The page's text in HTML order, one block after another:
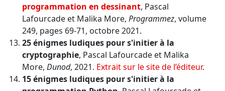
programmation en dessinant, Pascal
Lafourcade et Malika More, Programmez, volume
249, pages 69-71, octobre 2021.
25 énigmes ludiques pour s'initier à la
cryptographie, Pascal Lafourcade et Malika
More, Dunod, 2021. Extrait sur le site de l’éditeur.
15 énigmes ludiques pour s'initier à la